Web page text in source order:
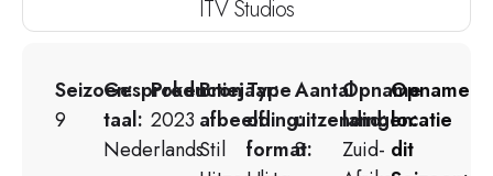
ITV Studios
Seizoen:
9
Gesproken
taal:
Nederlands
Productiejaar:
2023
Bron
afbeelding:
Stil
Type
of
format:
Aantal
uitzendingen:
8
Opname
land:
Zuid-
Opname
locatie
dit